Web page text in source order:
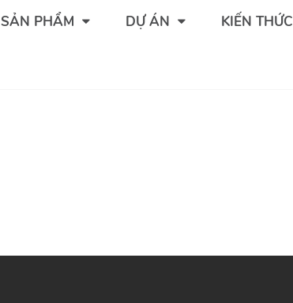
SẢN PHẨM DỰ ÁN KIẾN THỨC